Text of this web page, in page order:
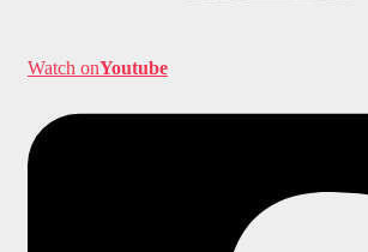
Watch onYoutube